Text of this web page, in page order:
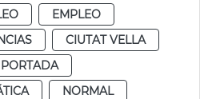
EMPLEO
CIUTAT VELLA
NORMAL